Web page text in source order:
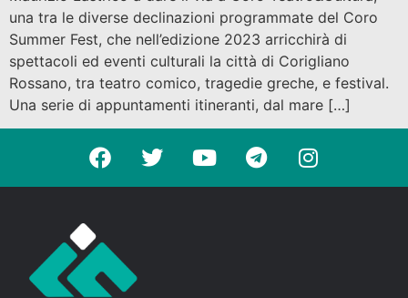
una tra le diverse declinazioni programmate del Coro
Summer Fest, che nell’edizione 2023 arricchirà di
spettacoli ed eventi culturali la città di Corigliano
Rossano, tra teatro comico, tragedie greche, e festival.
Una serie di appuntamenti itineranti, dal mare […]